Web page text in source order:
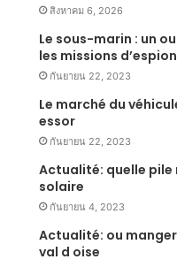
สิงหาคม 6, 2026
Le sous-marin : un
les missions
กันยายน 22, 2023
Le marché du
essor
กันยายน 22, 2023
Actualité: quelle
solaire
กันยายน 4, 2023
Actualité: ou
val d oise